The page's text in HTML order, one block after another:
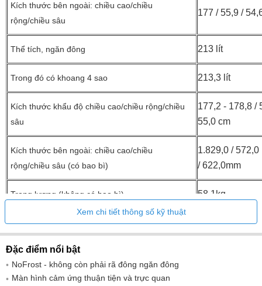
Kích thước bên ngoài: chiều cao/chiều
rộng/chiều sâu
177 / 55,9 /
Thể tích, ngăn đông 213 lít
Trong đó có khoang 4 sao 213,3 lít
Kích thước khẩu độ chiều cao/chiều rộng/chiều
sâu
177,2 - 178,8 /
55,0 cm
Kích thước bên ngoài: chiều cao/chiều
rộng/chiều sâu (có bao bì)
1.829,0 / 572,0
/ 622,0mm
Trọng lượng (không có bao bì) 58,1kg ​
Trọng lượng (có bao bì) 61,6kg ​
Tổng khối lượng ***
Xem chi tiết thông số kỹ thuật
Đặc điểm nổi bật
NoFrost - không còn phải rã đông ngăn đông
Màn hình cảm ứng thuận tiện và trực quan